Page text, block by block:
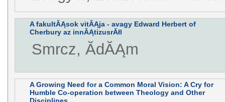
A fakultĂĄsok vitĂĄja - avagy Edward Herbert of
Cherbury az innĂĄtizusrĂłl
Smrcz, ĂdĂĄm
A Growing Need for a Common Moral Vision: A Cry for
Humble Co-operation between Theology and Other